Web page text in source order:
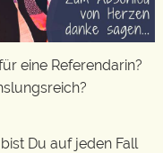
eine Referendarin?
Du auf jeden Fall